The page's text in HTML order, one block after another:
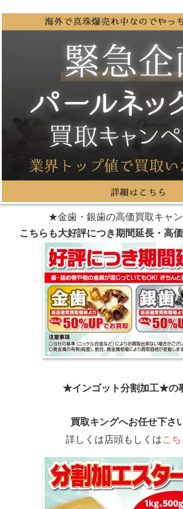
★金歯・銀歯の高価買取キャ
こちらも大好評につき期間延長・高
★インゴット分割加工★の
買取キングへお任せ下さ
詳しくは店頭もしくはこち